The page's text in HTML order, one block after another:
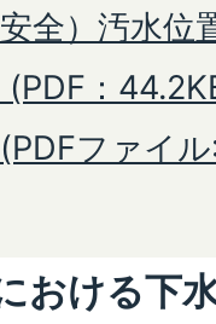
安全）汚水
：
ファイ
おける下